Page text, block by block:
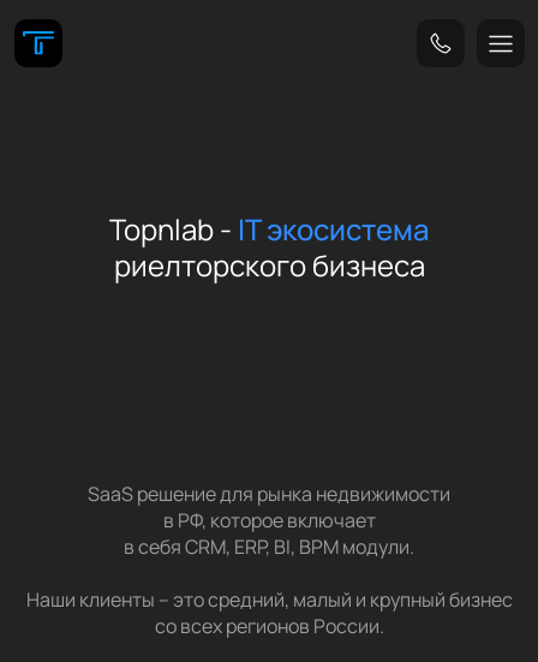
Topnlab - IT экосистема
риелторского бизнеса
SaaS решение для рынка недвижимости
в РФ, которое включает
в себя CRM, ERP, BI, BPM модули.
Наши клиенты – это средний, малый и крупный бизнес
со всех регионов России.